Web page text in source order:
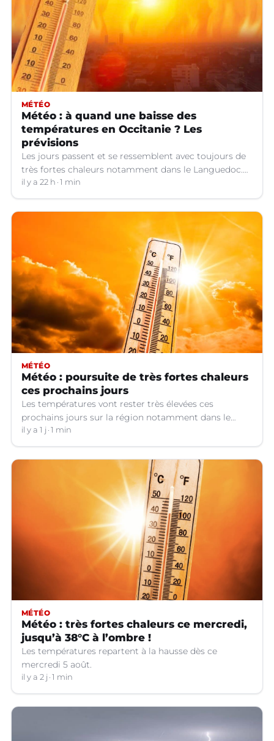
MÉTÉO
Météo : à quand une baisse des
températures en Occitanie ? Les
prévisions
Les jours passent et se ressemblent avec toujours de
très fortes chaleurs notamment dans le Languedoc.
Jusqu’à quand ?
il y a 22 h 1 min
MÉTÉO
Météo : poursuite de très fortes chaleurs
ces prochains jours
Les températures vont rester très élevées ces
prochains jours sur la région notamment dans le
Languedoc.
il y a 1 j 1 min
MÉTÉO
Météo : très fortes chaleurs ce mercredi,
jusqu’à 38°C à l’ombre !
Les températures repartent à la hausse dès ce
mercredi 5 août.
il y a 2 j 1 min